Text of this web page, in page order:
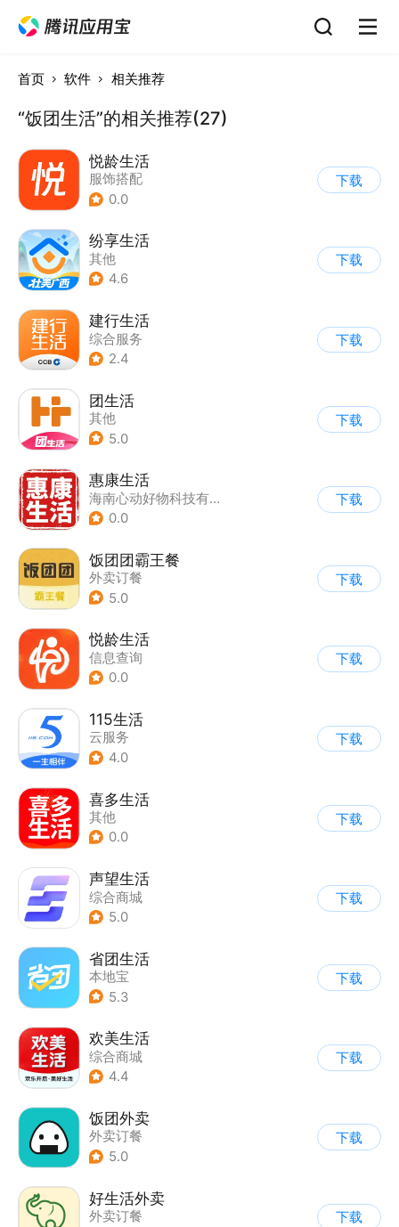
首页 软件 相关推荐
“饭团生活”的相关推荐(27)
悦龄生活
服饰搭配
0.0
下载
纷享生活
其他
4.6
下载
建行生活
综合服务
2.4
下载
团生活
其他
5.0
下载
惠康生活
海南心动好物科技有限公司
0.0
下载
饭团团霸王餐
外卖订餐
5.0
下载
悦龄生活
信息查询
0.0
下载
115生活
云服务
4.0
下载
喜多生活
其他
0.0
下载
声望生活
综合商城
5.0
下载
省团生活
本地宝
5.3
下载
欢美生活
综合商城
4.4
下载
饭团外卖
外卖订餐
5.0
下载
好生活外卖
外卖订餐
下载